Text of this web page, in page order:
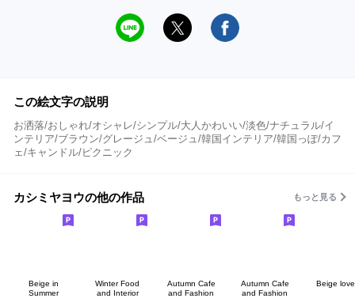
この絵文字の説明
お洒落/おしゃれ/オシャレ/シンプル/大人かわいい/淡色/ナチュラル/イ
ンテリア/ブラウン/グレージュ/ベージュ/韓国インテリア/韓国っぽ/カフ
ェ/キャンドル/ピクニック
カシミヤヨウの他の作品 もっと見る
Beige in
Summer
Winter Food
and Interior
Autumn Cafe
and Fashion
Autumn Cafe
and Fashion
Beige